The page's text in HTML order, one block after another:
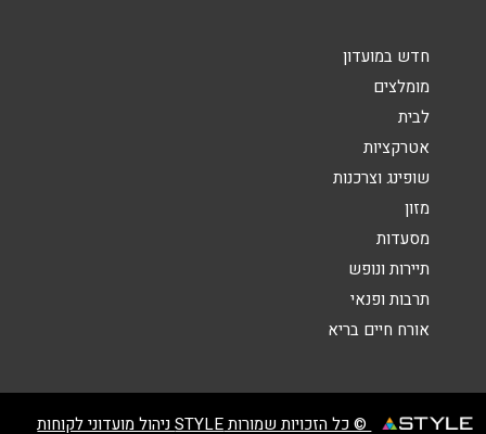
חדש במועדון
מומלצים
לבית
אטרקציות
שופינג וצרכנות
מזון
מסעדות
תיירות ונופש
תרבות ופנאי
אורח חיים בריא
© כל הזכויות שמורות STYLE ניהול מועדוני לקוחות